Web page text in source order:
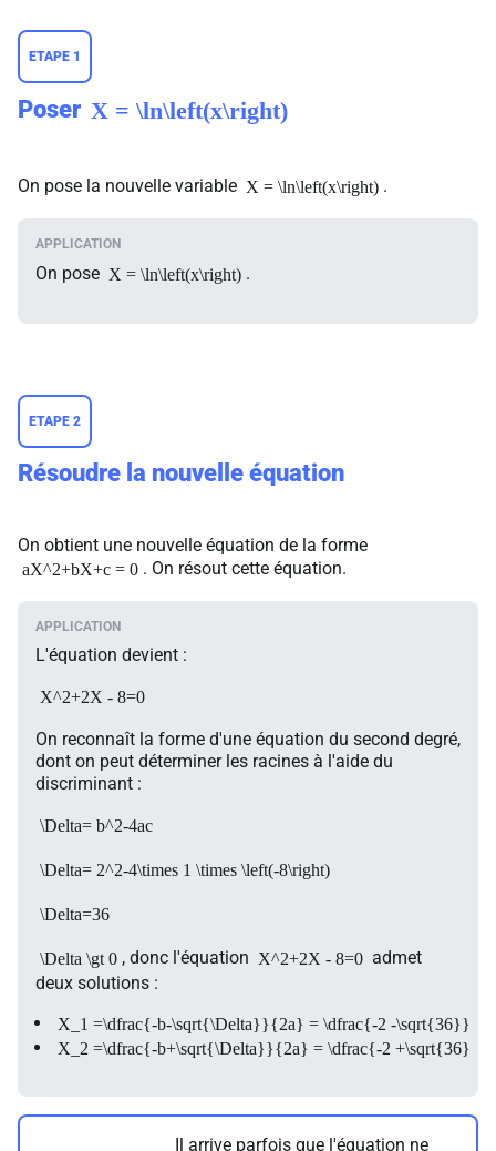
ETAPE 1
Poser X = \ln\left(x\right)
On pose la nouvelle variable X = \ln\left(x\right) .
On pose X = \ln\left(x\right) .
ETAPE 2
Résoudre la nouvelle équation
On obtient une nouvelle équation de la forme
aX^2+bX+c = 0 . On résout cette équation.
L'équation devient :
X^2+2X - 8=0
On reconnaît la forme d'une équation du second degré,
dont on peut déterminer les racines à l'aide du
discriminant :
\Delta= b^2-4ac
\Delta= 2^2-4\times 1 \times \left(-8\right)
\Delta=36
\Delta \gt 0 , donc l'équation X^2+2X - 8=0 admet
deux solutions :
X_1 =\dfrac{-b-\sqrt{\Delta}}{2a} = \dfrac{-2 -
X_2 =\dfrac{-b+\sqrt{\Delta}}{2a} = \dfrac{-2
Il arrive parfois que l'équation ne